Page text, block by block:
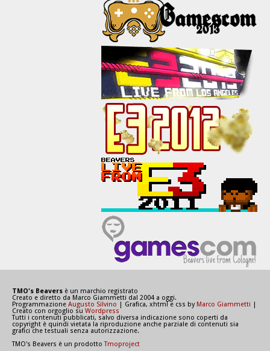
TMO's Beavers è un marchio registrato
Creato e diretto da Marco Giammetti dal 2004 a oggi.
Programmazione Augusto Silvino | Grafica, xhtml e css byMarco Giammetti
Creato con orgoglio su Wordpress
Tutti i contenuti pubblicati, salvo diversa indicazione sono coperti da
copyright è quindi vietata la riproduzione anche parziale di contenuti sia
grafici che testuali senza autorizzazione.
TMO's Beavers è un prodottoTmoproject